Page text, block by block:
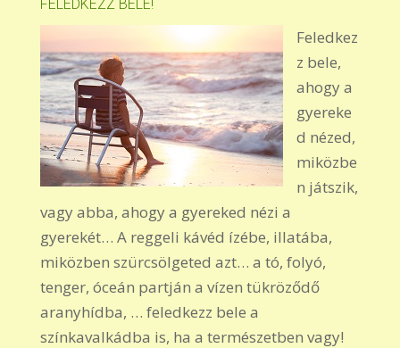
FELEDKEZZ BELE!
Feledkez
z bele,
ahogy a
gyereke
d nézed,
miközbe
n játszik,
vagy abba, ahogy a gyereked nézi a
gyerekét… A reggeli kávéd ízébe, illatába,
miközben szürcsölgeted azt… a tó, folyó,
tenger, óceán partján a vízen tükröződő
aranyhídba, … feledkezz bele a
színkavalkádba is, ha a természetben vagy!